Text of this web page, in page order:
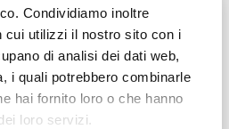
Condividiamo inoltre
cui utilizzi il nostro sito con i
di analisi dei dati web,
i quali potrebbero combinarle
hai fornito loro o che hanno
loro servizi.